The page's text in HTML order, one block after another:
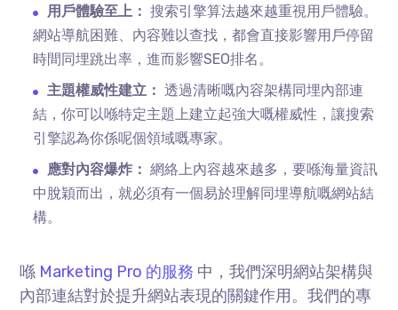
用戶體驗至上： 搜索引擎算法越來越重視用戶體驗。
網站導航困難、內容難以查找，都會直接影響用戶停留
時間同埋跳出率，進而影響SEO排名。
主題權威性建立： 透過清晰嘅內容架構同埋內部連
結，你可以喺特定主題上建立起強大嘅權威性，讓搜索
引擎認為你係呢個領域嘅專家。
應對內容爆炸： 網絡上內容越來越多，要喺海量資訊
中脫穎而出，就必須有一個易於理解同埋導航嘅網站結
構。
喺 Marketing Pro 的服務 中，我們深明網站架構與
內部連結對於提升網站表現的關鍵作用。我們的專